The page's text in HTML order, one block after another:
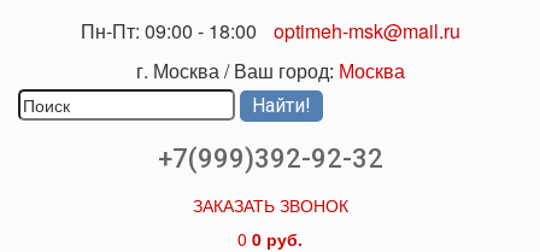
Пн-Пт: 09:00 - 18:00
optimeh-msk@mail.ru
г. Москва/ Ваш город: Москва
+7(999)392-92-32
ЗАКАЗАТЬ ЗВОНОК
0 0 руб.